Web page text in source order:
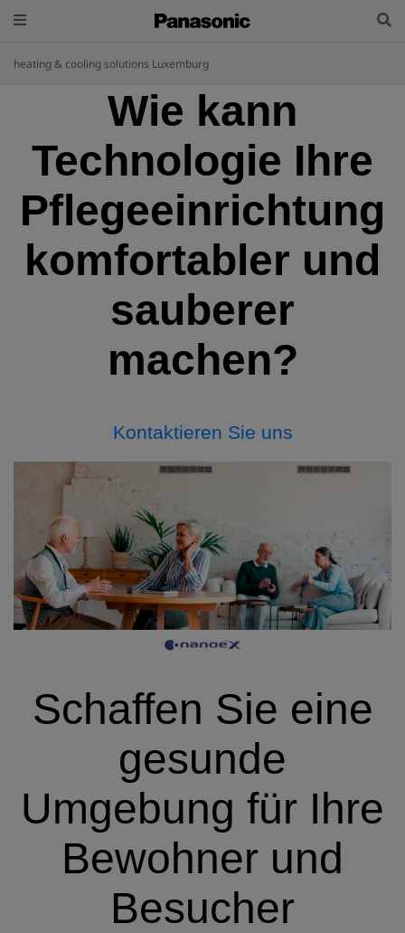
heating & cooling solutions Luxemburg
Wie kann
Technologie Ihre
Pflegeeinrichtung
komfortabler und
sauberer
machen?
Kontaktieren Sie uns
Schaffen Sie eine
gesunde
Umgebung für Ihre
Bewohner und
Besucher